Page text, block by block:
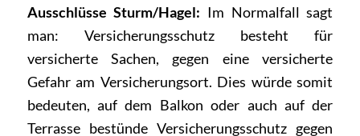
Ausschlüsse Sturm/Hagel: Im Normalfall sagt
man: Versicherungsschutz besteht für
versicherte Sachen, gegen eine versicherte
Gefahr am Versicherungsort. Dies würde somit
bedeuten, auf dem Balkon oder auch auf der
Terrasse bestünde Versicherungsschutz gegen